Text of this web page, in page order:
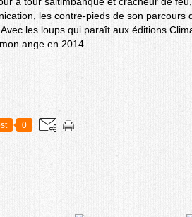
les contre-pieds de son parcours
les loups qui paraît aux éditions
ange en 2014.
0